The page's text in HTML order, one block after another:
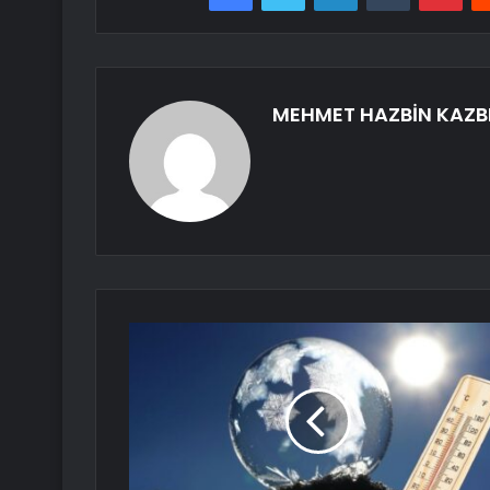
MEHMET HAZBİN